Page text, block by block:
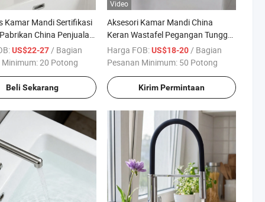
Kamar Mandi Sertifikasi
China Penjualan
Kamar Mandi dan
Pegangan, Cocok
US$22-27 / Bagian
20 Potong
Beli Sekarang
Video
Aksesori Kamar Mandi China
Keran Wastafel Pegangan Tunggal
304 Baja Tahan Karat untuk
Wastafel Kamar Mandi dan Dapur
Harga FOB:US$18-20 / Bagian
Pesanan Minimum: 50 Potong
Kirim Permintaan